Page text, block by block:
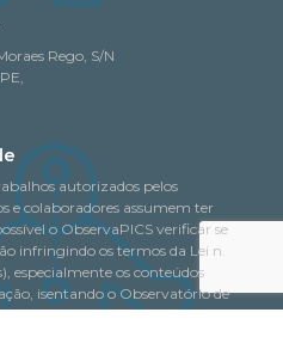
Rego, S/N
autorizados pelos
e colaboradores assumem ter
o ObservaPICS verificar se
infringindo os termos da Lei n.
especialmente os conteúdos
isentando o Observatório de
sentido.Saiba mais